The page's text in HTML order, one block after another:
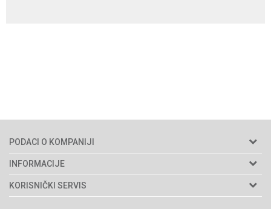
PODACI O KOMPANIJI
Agromarket d.o.o.
Matični broj: 11003826
INFORMACIJE
O nama
Brendovi
KORISNIČKI SERVIS